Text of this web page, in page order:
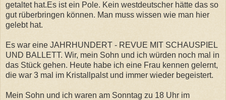
getaltet hat.Es ist ein Pole. Kein westdeutscher hätte das so
gut rüberbringen können. Man muss wissen wie man hier
gelebt hat.
Es war eine JAHRHUNDERT - REVUE MIT SCHAUSPIEL
UND BALLETT. Wir, mein Sohn und ich würden noch mal in
das Stück gehen. Heute habe ich eine Frau kennen gelernt,
die war 3 mal im Kristallpalst und immer wieder begeistert.
Mein Sohn und ich waren am Sonntag zu 18 Uhr im